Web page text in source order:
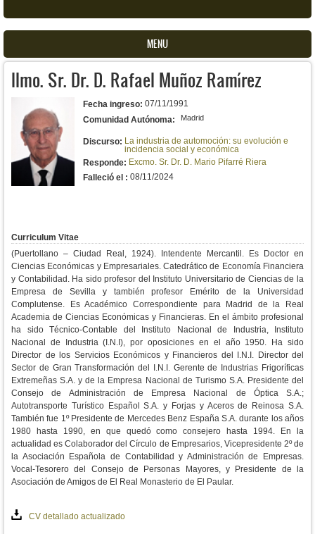
MENU
Ilmo. Sr. Dr. D. Rafael Muñoz Ramírez
Fecha ingreso: 07/11/1991
Comunidad Autónoma:
Madrid
Discurso: La industria de automoción: su evolución e
incidencia social y económica
Responde: Excmo. Sr. Dr. D. Mario Pifarré Riera
Falleció el : 08/11/2024
Curriculum Vitae
(Puertollano – Ciudad Real, 1924). Intendente Mercantil. Es Doctor en
Ciencias Económicas y Empresariales. Catedrático de Economía Financiera
y Contabilidad. Ha sido profesor del Instituto Universitario de Ciencias de la
Empresa de Sevilla y también profesor Emérito de la Universidad
Complutense. Es Académico Correspondiente para Madrid de la Real
Academia de Ciencias Económicas y Financieras. En el ámbito profesional
ha sido Técnico-Contable del Instituto Nacional de Industria, Instituto
Nacional de Industria (I.N.I), por oposiciones en el año 1950. Ha sido
Director de los Servicios Económicos y Financieros del I.N.I. Director del
Sector de Gran Transformación del I.N.I. Gerente de Industrias Frigoríficas
Extremeñas S.A. y de la Empresa Nacional de Turismo S.A. Presidente del
Consejo de Administración de Empresa Nacional de Óptica S.A.;
Autotransporte Turístico Español S.A. y Forjas y Aceros de Reinosa S.A.
También fue 1º Presidente de Mercedes Benz España S.A. durante los años
1980 hasta 1990, en que quedó como consejero hasta 1994. En la
actualidad es Colaborador del Círculo de Empresarios, Vicepresidente 2º de
la Asociación Española de Contabilidad y Administración de Empresas.
Vocal-Tesorero del Consejo de Personas Mayores, y Presidente de la
Asociación de Amigos de El Real Monasterio de El Paular.
CV detallado actualizado